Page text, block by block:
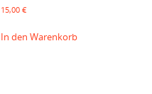
15,00€
In den Warenkorb